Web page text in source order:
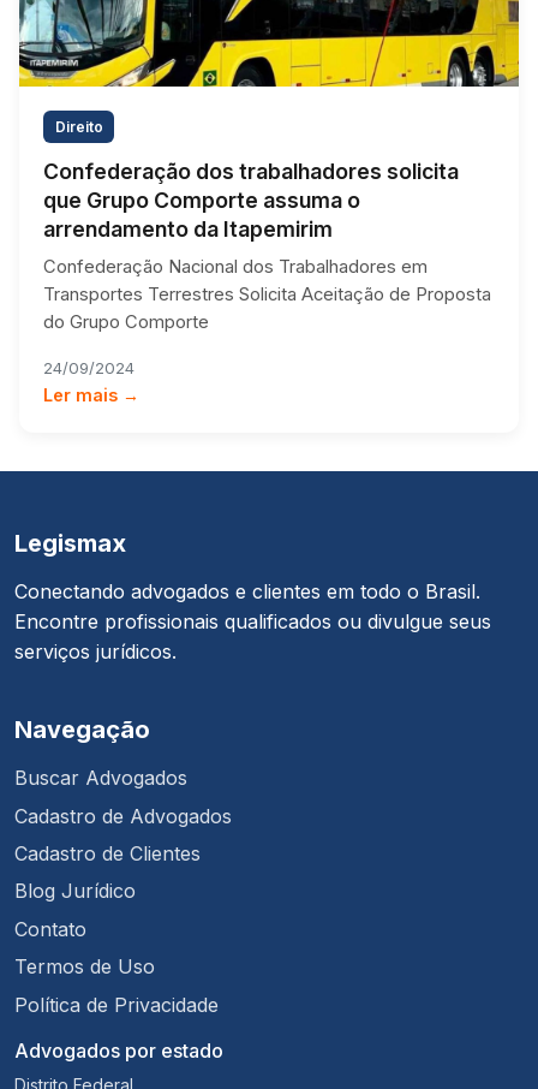
Direito
Confederação dos trabalhadores solicita
que Grupo Comporte assuma o
arrendamento da Itapemirim
Confederação Nacional dos Trabalhadores em
Transportes Terrestres Solicita Aceitação de Proposta
do Grupo Comporte
24/09/2024
Ler mais →
Legismax
Conectando advogados e clientes em todo o Brasil.
Encontre profissionais qualificados ou divulgue seus
serviços jurídicos.
Navegação
Buscar Advogados
Cadastro de Advogados
Cadastro de Clientes
Blog Jurídico
Contato
Termos de Uso
Política de Privacidade
Advogados por estado
Distrito Federal